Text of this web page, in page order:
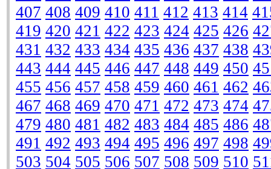
407 408 409 410 411 412 413 414
419 420 421 422 423 424 425 426
431 432 433 434 435 436 437 438
443 444 445 446 447 448 449 450
455 456 457 458 459 460 461 462
467 468 469 470 471 472 473 474
479 480 481 482 483 484 485 486
491 492 493 494 495 496 497 498
503 504 505 506 507 508 509 510